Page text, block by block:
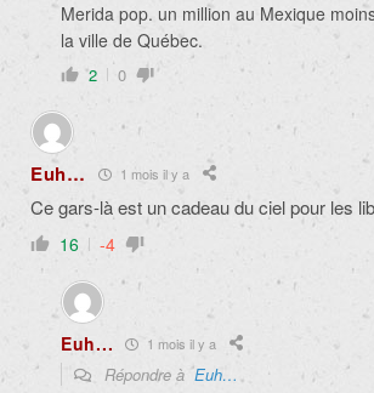
Merida pop. un million au Mexique
la ville de Québec.
2 0
Euh… 1 mois il y a
Ce gars-là est un cadeau du ciel pour les
16 -4
Euh... 1 mois il y a
Répondre àEuh…